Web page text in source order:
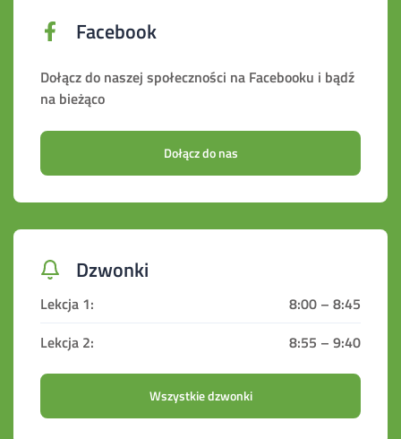
Facebook
Dołącz do naszej społeczności na Facebooku i bądź
na bieżąco
Dołącz do nas
Dzwonki
8:00 – 8:45
8:55 – 9:40
Wszystkie dzwonki